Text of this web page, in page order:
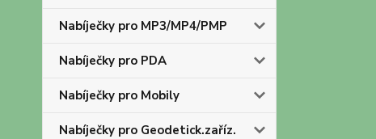
Nabíječky pro MP3/MP4/PMP
Nabíječky pro PDA
Nabíječky pro Mobily
Nabíječky pro Geodetick.zaříz.